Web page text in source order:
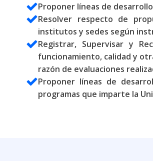
Proponer líneas de
Resolver respecto de
institutos y sedes según
Registrar, Supervisar y
funcionamiento, calidad y
razón de evaluaciones
Proponer líneas de
programas que imparte la